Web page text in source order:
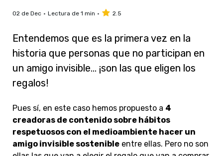
02 de Dec Lectura de 1 min 2.5
Entendemos que es la primera vez en la
historia que personas que no participan en
un amigo invisible… ¡son las que eligen los
regalos!
Pues sí, en este caso hemos propuesto a 4
creadoras de contenido sobre hábitos
respetuosos con el medioambiente hacer un
amigo invisible sostenible entre ellas. Pero no son